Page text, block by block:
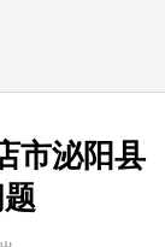
市泌阳县